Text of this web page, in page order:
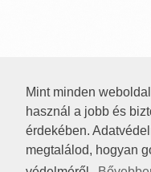
Mint minden
használ a jobb és
érdekében.
megtalálod, hogyan